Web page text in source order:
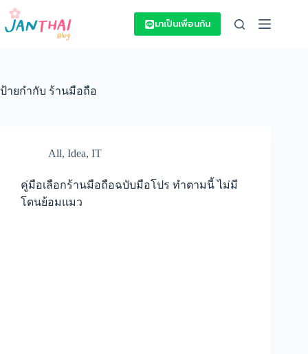
Skip
content
มาเป็นเพื่อนกัน
ป้ายกำกับ ร้านมือถือ
All, Idea, IT
คู่มือเลือกร้านมือถือฉบับมือโปร ทำตามนี้ ไม่มี
โดนย้อมแมว